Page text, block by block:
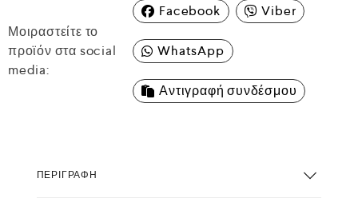
Μοιραστείτε το
προϊόν στα social
media:
Facebook Viber
WhatsApp
Αντιγραφή συνδέσμου
ΠΕΡΙΓΡΑΦΉ